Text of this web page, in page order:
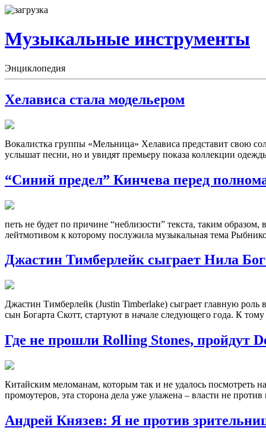
Музыкальные инструменты
Энциклопедия
Хелависа стала модельером
Вокалистка группы «Мельница» Хелависа представит свою
услышат песни, но и увидят премьеру показа коллекции
“Синий предел” Кинчева перед
петь не будет по причине “неблизости” текста, таким
лейтмотивом к которому послужила музыкальная тема
Джастин Тимберлейк сыграет Нила
Джастин Тимберлейк (Justin Timberlake) сыграет главную роль
сын Богарта Скотт, стартуют в начале следующего года. К
Где не прошли Rolling Stones, пройдут
Китайским меломанам, которым так и не удалось посмотреть
промоутеров, эта сторона дела уже улажена – власти не
Андрей Князев: Я не против